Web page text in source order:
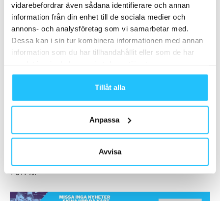
vidarebefordrar även sådana identifierare och annan
information från din enhet till de sociala medier och
annons- och analysföretag som vi samarbetar med.
Dessa kan i sin tur kombinera informationen med annan
information som du har tillhandahållit eller som de har
Tillåt alla
Anpassa
Avvisa
wellnessbokningar – över en tredjedel av ClassPass-
krediterna spenderas på wellness.
Den populäraste wellnessbokningen 2022 är massage –
en förbättring från 2021 då massage var nummer två. Fler
meditationsbokningarna hoppade upp från åttonde plats
Ögonfranstjänster har hamnat på listan för första gången
någonsin och var det snabbast växande spa- och
salongsbesöket 2022. Bokningarna för franslyft har ökat
1 611 %.